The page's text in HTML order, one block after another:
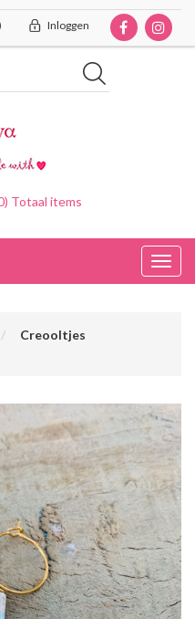
Inloggen
Totaal items
Creooltjes